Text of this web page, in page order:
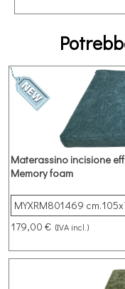
Materassino incisione
Memory foam
Materassino in microfibra
incisione effetto
179,00 € (IVA incl.)